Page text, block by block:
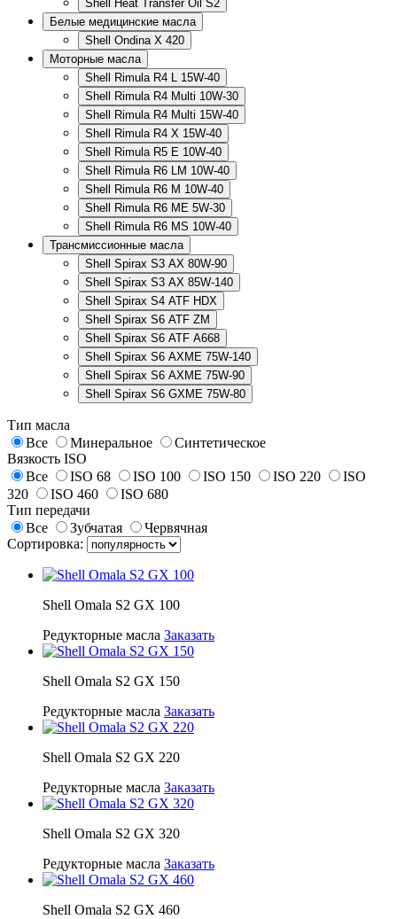
Shell Heat Transfer Oil S2
Белые медицинские масла
Shell Ondina X 420
Моторные масла
Shell Rimula R4 L 15W-40
Shell Rimula R4 Multi 10W-30
Shell Rimula R4 Multi 15W-40
Shell Rimula R4 X 15W-40
Shell Rimula R5 E 10W-40
Shell Rimula R6 LM 10W-40
Shell Rimula R6 M 10W-40
Shell Rimula R6 ME 5W-30
Shell Rimula R6 MS 10W-40
Трансмиссионные масла
Shell Spirax S3 AX 80W-90
Shell Spirax S3 AX 85W-140
Shell Spirax S4 ATF HDX
Shell Spirax S6 ATF ZM
Shell Spirax S6 ATF А668
Shell Spirax S6 AXME 75W-140
Shell Spirax S6 AXME 75W-90
Shell Spirax S6 GXME 75W-80
Тип масла
Все
Минеральное
Синтетическое
Вязкость ISO
Все
ISO 68 ISO 100 ISO 150 ISO 220
ISO
320
ISO 460
ISO 680
Тип передачи
Все
Зубчатая
Червячная
Сортировка:
Shell Omala S2 GX 100
Редукторные масла Заказать
Shell Omala S2 GX 150
Редукторные масла Заказать
Shell Omala S2 GX 220
Редукторные масла Заказать
Shell Omala S2 GX 320
Редукторные масла Заказать
Shell Omala S2 GX 460